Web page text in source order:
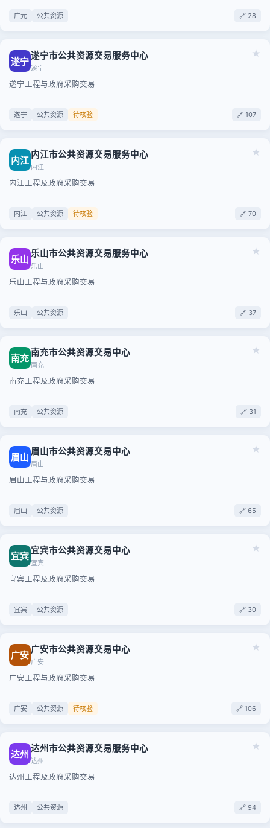
广元 公共资源 🔗 28
★
遂宁遂宁市公共资源交易服务中心
遂宁
遂宁工程与政府采购交易
遂宁 公共资源 待核验 🔗 107
★
内江 内江市公共资源交易服务中心
内江
内江工程及政府采购交易
内江 公共资源 待核验 🔗 70
★
乐山 乐山市公共资源交易服务中心
乐山
乐山工程与政府采购交易
乐山 公共资源 🔗 37
★
南充南充市公共资源交易中心
南充
南充工程及政府采购交易
南充 公共资源 🔗 31
★
眉山 眉山市公共资源交易中心
眉山
眉山工程与政府采购交易
眉山 公共资源 🔗 65
★
宜宾宜宾市公共资源交易中心
宜宾
宜宾工程及政府采购交易
宜宾 公共资源 🔗 30
★
广安 广安市公共资源交易中心
广安
广安工程与政府采购交易
广安 公共资源 待核验 🔗 106
★
达州 达州市公共资源交易服务中心
达州
达州工程及政府采购交易
达州 公共资源 🔗 94